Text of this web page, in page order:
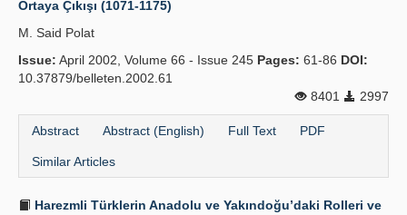
Guidelines
Ortaya Çıkışı (1071-1175)
M. Said Polat
Issue: April 2002, Volume 66 - Issue 245 Pages: 61-86 DOI:
10.37879/belleten.2002.61
8401
2997
Abstract Abstract (English) Full Text PDF
Similar Articles
Harezmli Türklerin Anadolu ve Yakındoğu’daki Rolleri ve